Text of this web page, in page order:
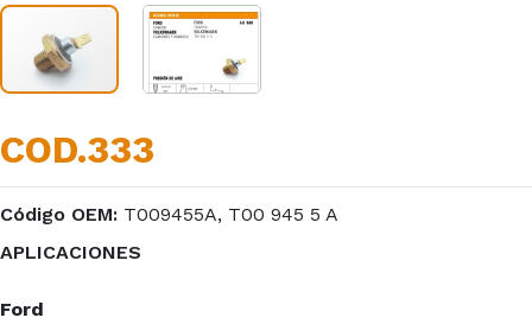
COD.333
Código OEM: T009455A, T00 945 5 A
APLICACIONES
Ford